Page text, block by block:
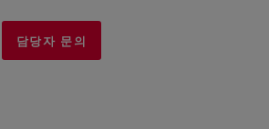
담당자 문의